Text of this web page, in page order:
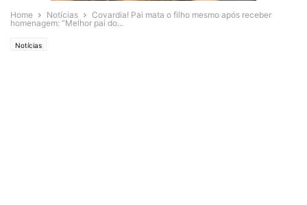
Home Notícias
Covardia! Pai mata o filho mesmo após receber
homenagem: “Melhor pai do...
Notícias